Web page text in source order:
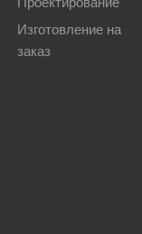
Изготовление на
заказ